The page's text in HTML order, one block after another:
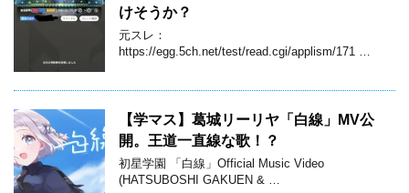
けそうか？
元スレ：
https://egg.5ch.net/test/read.cgi/applism/171 …
【学マス】葛城リーリヤ「白線」MV公
開。王道一直線な歌！？
初星学園 「白線」Official Music Video
(HATSUBOSHI GAKUEN & …